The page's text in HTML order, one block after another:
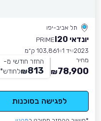
תל אביב-יפו
יונדאי I20
PRIME
2023 יד 1
103,861 ק״מ
מחיר
78,900
₪
החזר חודשי מ-
813
₪לחודש*
לפגישה בסוכנות